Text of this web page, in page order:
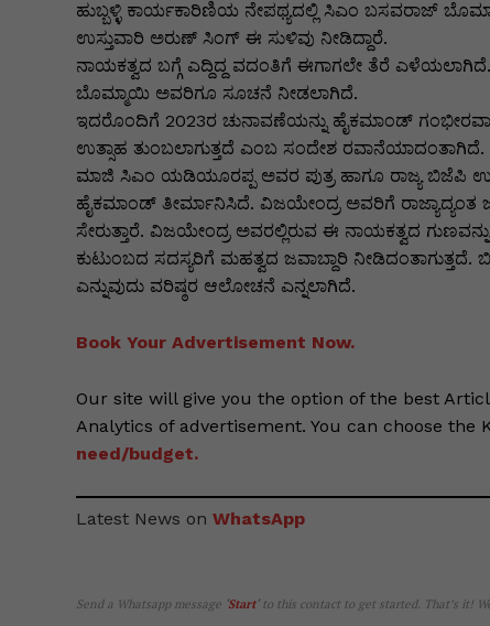
A
p
p
b
o
o
k
dI
n
e
n
g
er
a
m
n
k
ಹುಬ್ಬಳ್ಳಿ ಕಾರ್ಯಕಾರಿಣಿಯ ನೇಪಥ್ಯದಲ್ಲಿ ಸಿಎಂ ಬಸವರಾಜ್
ಉಸ್ತುವಾರಿ ಅರುಣ್ ಸಿಂಗ್ ಈ ಸುಳಿವು ನೀಡಿದ್ದಾರೆ.
ನಾಯಕತ್ವದ ಬಗ್ಗೆ ಎದ್ದಿದ್ದ ವದಂತಿಗೆ ಈಗಾಗಲೇ ತೆರೆ
ಬೊಮ್ಮಾಯಿ ಅವರಿಗೂ ಸೂಚನೆ ನೀಡಲಾಗಿದೆ.
ಇದರೊಂದಿಗೆ 2023ರ ಚುನಾವಣೆಯನ್ನು ಹೈಕಮಾಂಡ್
ಉತ್ಸಾಹ ತುಂಬಲಾಗುತ್ತದೆ ಎಂಬ ಸಂದೇಶ ರವಾನೆಯಾದಂತಾಗಿದೆ.
ಮಾಜಿ ಸಿಎಂ ಯಡಿಯೂರಪ್ಪ ಅವರ ಪುತ್ರ ಹಾಗೂ ರಾಜ್ಯ ಬಿಜೆಪಿ
ಹೈಕಮಾಂಡ್ ತೀರ್ಮಾನಿಸಿದೆ. ವಿಜಯೇಂದ್ರ ಅವರಿಗೆ
ಸೇರುತ್ತಾರೆ. ವಿಜಯೇಂದ್ರ ಅವರಲ್ಲಿರುವ ಈ ನಾಯಕತ್ವದ
ಕುಟುಂಬದ ಸದಸ್ಯರಿಗೆ ಮಹತ್ವದ ಜವಾಬ್ದಾರಿ
ಎನ್ನುವುದು ವರಿಷ್ಠರ ಆಲೋಚನೆ ಎನ್ನಲಾಗಿದೆ.
Book Your Advertisement Now.
Our site will give you the option of the best
Analytics of advertisement. You can choose
need/budget.
Latest News on WhatsApp
Send a Whatsapp message Start‘ to this contact to get started. That’s it!